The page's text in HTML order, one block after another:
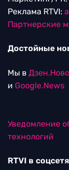
Реклама RTVI:
Партнерские
Достойные
Мы в
и Google.News
Уведомление
технологий
RTVI в